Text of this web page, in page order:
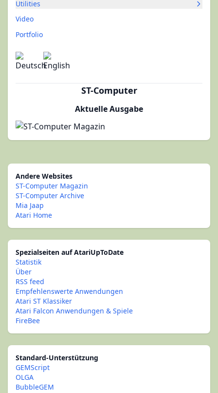
Utilities
Video
Portfolio
ST-Computer
Aktuelle Ausgabe
Andere Websites
ST-Computer Magazin
ST-Computer Archive
Mia Jaap
Atari Home
Spezialseiten auf AtariUpToDate
Statistik
Über
RSS feed
Empfehlenswerte Anwendungen
Atari ST Klassiker
Atari Falcon Anwendungen & Spiele
FireBee
Standard-Unterstützung
GEMScript
OLGA
BubbleGEM